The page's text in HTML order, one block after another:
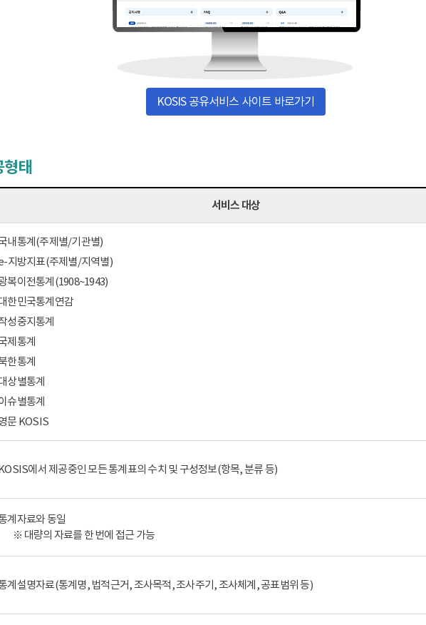
KOSIS 공유서비스 사이트 바로가기
태
서비스 대상
내통계(주제별/기관별)
지방지표(주제별/지역별)
복이전통계(1908~1943)
한민국통계연감
성중지통계
제통계
한통계
상별통계
슈별통계
문 KOSIS
에서 제공중인 모든 통계표의 수치 및 구성정보(항목, 분류 등)
계자료와 동일
※ 대량의 자료를 한 번에 접근 가능
계설명자료(통계명, 법적근거, 조사목적, 조사주기, 조사체계, 공표범위 등)